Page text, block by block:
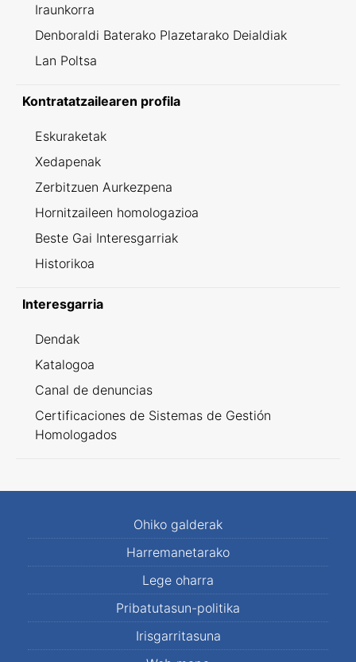
Iraunkorra
Denboraldi Baterako Plazetarako Deialdiak
Lan Poltsa
Kontratatzailearen profila
Eskuraketak
Xedapenak
Zerbitzuen Aurkezpena
Hornitzaileen homologazioa
Beste Gai Interesgarriak
Historikoa
Interesgarria
Dendak
Katalogoa
Canal de denuncias
Certificaciones de Sistemas de Gestión
Homologados
Ohiko galderak
Harremanetarako
Lege oharra
Pribatutasun-politika
Irisgarritasuna